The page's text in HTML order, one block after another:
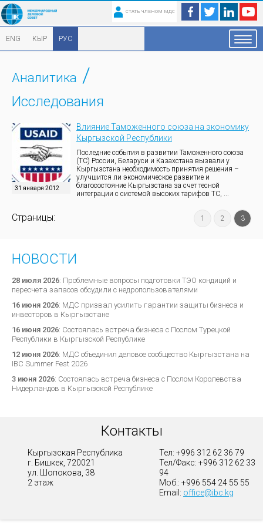
СТАТЬ ЧЛЕНОМ МДС
ENG КЫР РУС
Аналитика /
Исследования
31 января 2012
Влияние Таможенного союза на экономику
Кыргызской Республики
Последние события в развитии Таможенного союза
(ТС) России, Беларуси и Казахстана вызвали у
Кыргызстана необходимость принятия решения –
улучшится ли экономическое развитие и
благосостояние Кыргызстана за счет тесной
интеграции с системой высоких тарифов ТС, ...
Страницы: 1 2 3
НОВОСТИ
28 июля 2026: Проблемные вопросы подготовки ТЭО кондиций и
пересчета запасов обсудили с недропользователями
16 июня 2026: МДС призвал усилить гарантии защиты бизнеса и
инвесторов в Кыргызстане
16 июня 2026: Состоялась встреча бизнеса с Послом Турецкой
Республики в Кыргызской Республике
12 июня 2026: МДС объединил деловое сообщество Кыргызстана на
IBC Summer Fest 2026
3 июня 2026: Состоялась встреча бизнеса с Послом Королевства
Нидерландов в Кыргызской Республике
Контакты
Кыргызская Республика
г. Бишкек, 720021
ул. Шопокова, 38
2 этаж
Тел: +996 312 62 36 79
Тел/Факс: +996 312 62 33
94
Моб.: +996 554 24 55 55
Email: office@ibc.kg